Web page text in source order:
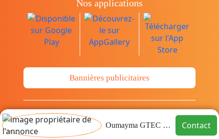
Oumayma GTEC GROUP Contact
Nos applications
Bannières publicitaires
© Copyright 2014-2026 Cava.tn Limited Tous
les droits sont réservés.